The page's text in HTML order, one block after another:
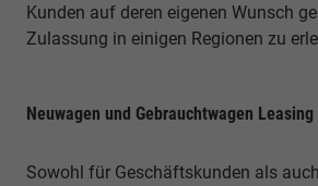
Kunden auf deren eigenen Wunsch
Zulassung in einigen Regionen zu
Neuwagen und Gebrauchtwagen Leasing
Sowohl für Geschäftskunden als